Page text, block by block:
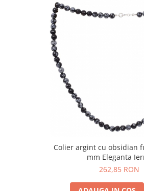
Bijuterii turcoaz
Bijuterii turmaline
Bijuterii morganit
Colier argint cu obsidian
mm Eleganta
262,85 RON